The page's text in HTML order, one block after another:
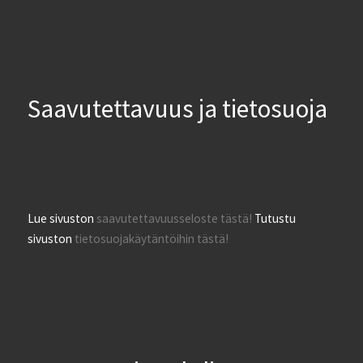
Saavutettavuus ja tietosuoja
Lue sivustonsaavutettavuusseloste tästä! Tutustu
sivuston tietosuojakäytäntöihin tästä!